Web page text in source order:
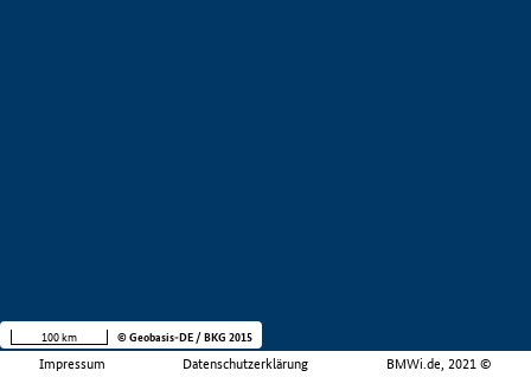
Impressum Datenschutzerklärung BMWi.de, 2021 ©
100 km © Geobasis-DE / BKG 2015